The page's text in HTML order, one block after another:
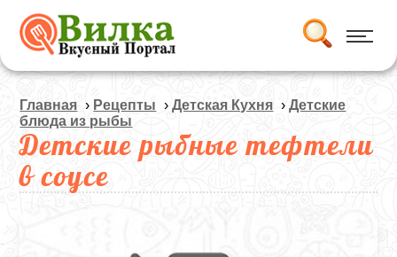
Главная › Рецепты ›Детская Кухня ›Детские
блюда из рыбы
Детские рыбные тефтели
в соусе